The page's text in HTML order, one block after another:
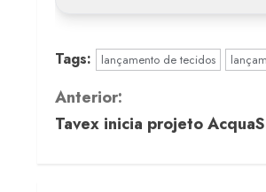
Tags: lançamento de tecidos
C
o
Anterior:
Tavex inicia projeto